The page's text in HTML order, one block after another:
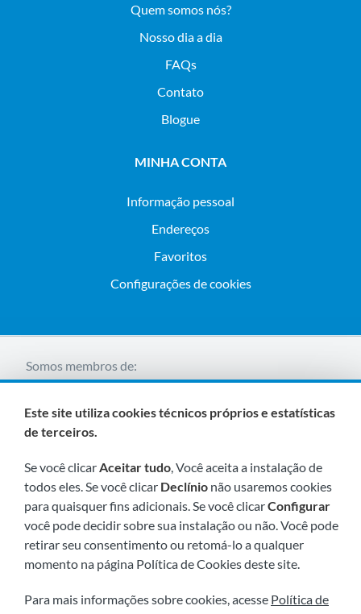
Quem somos nós?
Nosso dia a dia
FAQs
Contato
Blogue
MINHA CONTA
Informação pessoal
Endereços
Favoritos
Configurações de cookies
Somos membros de:
Visite-nos em breve em:
Este site utiliza cookies técnicos próprios e estatísticas
de terceiros.
Se você clicarAceitar tudo, Você aceita a instalação de
todos eles. Se você clicar Declínio não usaremos cookies
para quaisquer fins adicionais. Se você clicarConfigurar
você pode decidir sobre sua instalação ou não. Você pode
retirar seu consentimento ou retomá-lo a qualquer
momento na página Política de Cookies deste site.
Para mais informações sobre cookies, acesse Política de